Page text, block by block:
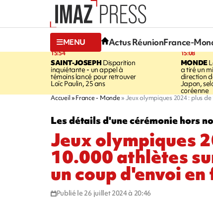
MENU Actus RéunionFrance-
15:54
SAINT-JOSEPHDisparition
inquiétante - un appel à
témoins lancé pour retrouver
Loïc Paulin, 25 ans
15:08
MONDE
a tiré un
direction
Japon,
coréenne
Accueil France - Monde Jeux olympiques 2024 : plus
Les détails d'une cérémonie hors
Jeux olympiques
10.000 athlètes
un coup d'envoi
Publié le 26 juillet 2024 à 20:46